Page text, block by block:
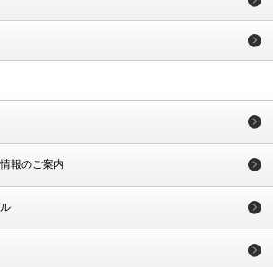
報のご案内